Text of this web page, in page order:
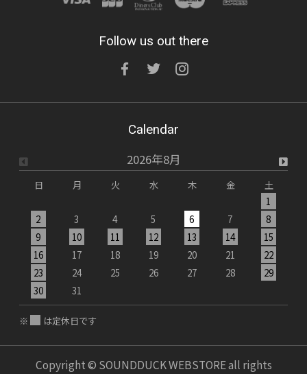
Follow us out there
Calendar
2026年8月
日 月 火 水 木 金
土
1
2
3 4 5 6 7
8
9
10 11 12 13 14
15
16
17 18 19 20 21
22
23
24 25 26 27 28
29
30
31
※ は定休日です
Copyright © SOUNDDUCK WEBSTORE all rights